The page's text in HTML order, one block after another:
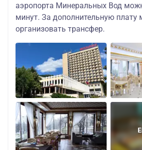
аэропорта Минеральных Вод
минут. За дополнительную плату
организовать трансфер.